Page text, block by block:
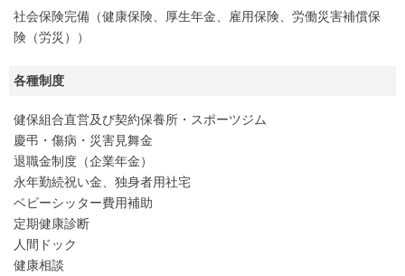
社会保険完備（健康保険、厚生年金、雇用保険、労働災害補償保
険（労災））
各種制度
健保組合直営及び契約保養所・スポーツジム
慶弔・傷病・災害見舞金
退職金制度（企業年金）
永年勤続祝い金、独身者用社宅
ベビーシッター費用補助
定期健康診断
人間ドック
健康相談